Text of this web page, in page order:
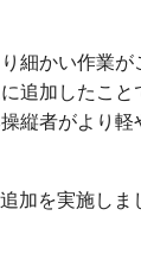
細かい作業
追加したこ
縦者がより
加を実施しま